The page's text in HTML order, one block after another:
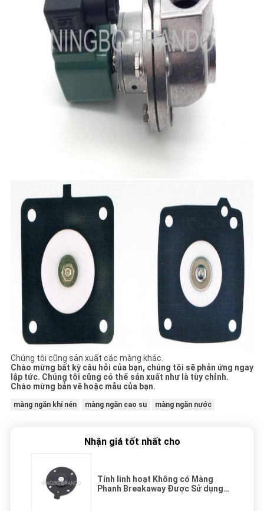
Chúng tôi cũng sản xuất các màng khác.
Chào mừng bất kỳ câu hỏi của bạn, chúng tôi sẽ phản ứng ngay
lập tức. Chúng tôi cũng có thể sản xuất như là tùy chỉnh.
Chào mừng bản vẽ hoặc mẫu của bạn.
màng ngăn khí nén màng ngăn cao su màng ngăn nước
Nhận giá tốt nhất cho
Tính linh hoạt Không có Màng
Phanh Breakaway Được Sử dụng